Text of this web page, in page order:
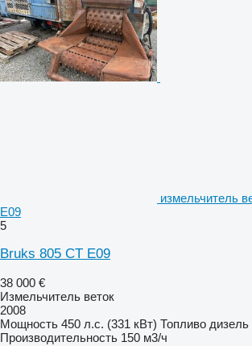
измельчитель
E09
5
Bruks 805 CT E09
38 000 €
Измельчитель веток
2008
Мощность 450 л.с. (331 кВт) Топливо дизель
Производительность 150 м3/ч